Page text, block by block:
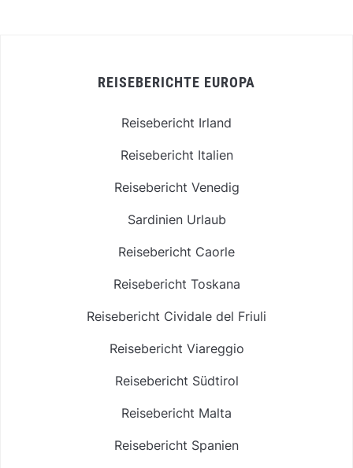
REISEBERICHTE EUROPA
Reisebericht Irland
Reisebericht Italien
Reisebericht Venedig
Sardinien Urlaub
Reisebericht Caorle
Reisebericht Toskana
Reisebericht Cividale del Friuli
Reisebericht Viareggio
Reisebericht Südtirol
Reisebericht Malta
Reisebericht Spanien